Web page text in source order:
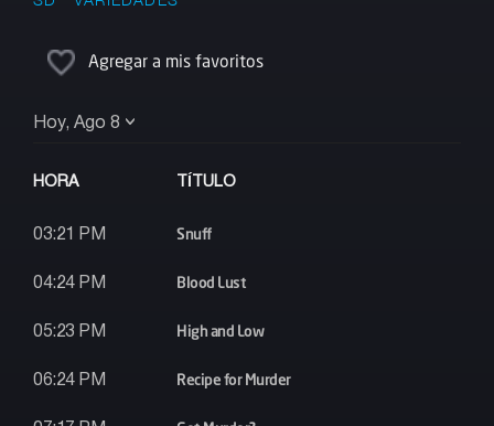
Agregar a mis favoritos
Hoy, Ago 8
HORA TÍTULO
03:21 PM Snuff
04:24 PM Blood Lust
05:23 PM High and Low
06:24 PM Recipe for Murder